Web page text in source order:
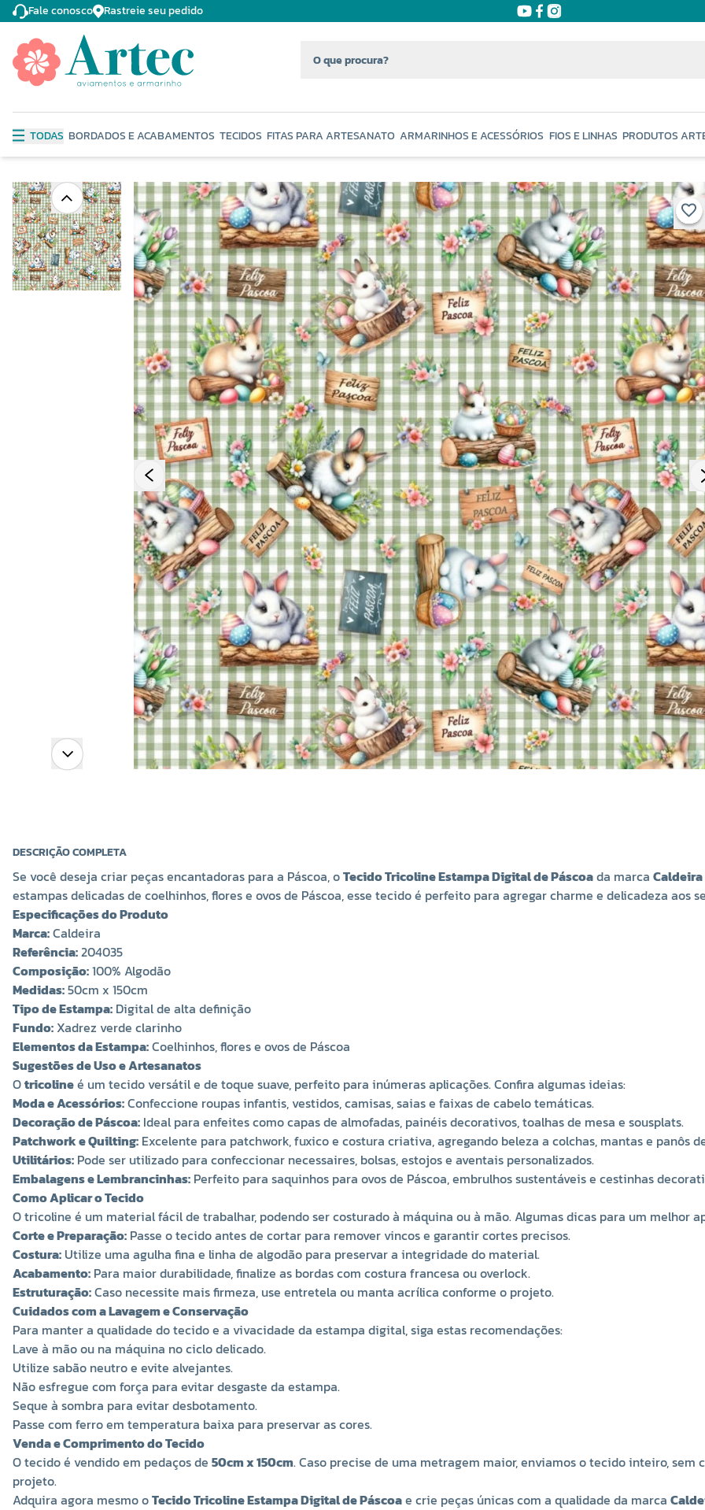
Fale conosco Rastreie seu pedido
TODAS BORDADOS E ACABAMENTOS TECIDOS FITAS PARA ARTESANATO ARMARINHOS E ACESSÓRIOS FIOS E LINHAS PRODUTOS
DESCRIÇÃO COMPLETA
Se você deseja criar peças encantadoras para a Páscoa, oTecido Tricoline Estampa Digital de Páscoada marca Caldeira
estampas delicadas de coelhinhos, flores e ovos de Páscoa, esse tecido é perfeito para agregar charme e delicadeza aos
Especificações do Produto
Marca:Caldeira
Referência:204035
Composição:100% Algodão
Medidas:50cm x 150cm
Tipo de Estampa: Digital de alta definição
Fundo: Xadrez verde clarinho
Elementos da Estampa:Coelhinhos, flores e ovos de Páscoa
Sugestões de Uso e Artesanatos
Otricolineé um tecido versátil e de toque suave, perfeito para inúmeras aplicações. Confira algumas ideias:
Moda e Acessórios:Confeccione roupas infantis, vestidos, camisas, saias e faixas de cabelo temáticas.
Decoração de Páscoa: Ideal para enfeites como capas de almofadas, painéis decorativos, toalhas de mesa e sousplats.
Patchwork e Quilting: Excelente para patchwork, fuxico e costura criativa, agregando beleza a colchas, mantas e panôs
Utilitários: Pode ser utilizado para confeccionar necessaires, bolsas, estojos e aventais personalizados.
Embalagens e Lembrancinhas: Perfeito para saquinhos para ovos de Páscoa, embrulhos sustentáveis e cestinhas
Como Aplicar o Tecido
O tricoline é um material fácil de trabalhar, podendo ser costurado à máquina ou à mão. Algumas dicas para um melhor
Corte e Preparação: Passe o tecido antes de cortar para remover vincos e garantir cortes precisos.
Costura: Utilize uma agulha fina e linha de algodão para preservar a integridade do material.
Acabamento: Para maior durabilidade, finalize as bordas com costura francesa ou overlock.
Estruturação:Caso necessite mais firmeza, use entretela ou manta acrílica conforme o projeto.
Cuidados com a Lavagem e Conservação
Para manter a qualidade do tecido e a vivacidade da estampa digital, siga estas recomendações:
Lave à mão ou na máquina no ciclo delicado.
Utilize sabão neutro e evite alvejantes.
Não esfregue com força para evitar desgaste da estampa.
Seque à sombra para evitar desbotamento.
Passe com ferro em temperatura baixa para preservar as cores.
Venda e Comprimento do Tecido
O tecido é vendido em pedaços de 50cm x 150cm. Caso precise de uma metragem maior, enviamos o tecido inteiro,
projeto.
Adquira agora mesmo oTecido Tricoline Estampa Digital de Páscoae crie peças únicas com a qualidade da marca